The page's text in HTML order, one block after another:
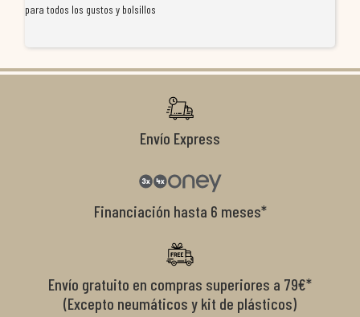
para todos los gustos y bolsillos
Envío Express
Financiación hasta 6 meses*
Envío gratuito en compras superiores a 79€*
(Excepto neumáticos y kit de plásticos)